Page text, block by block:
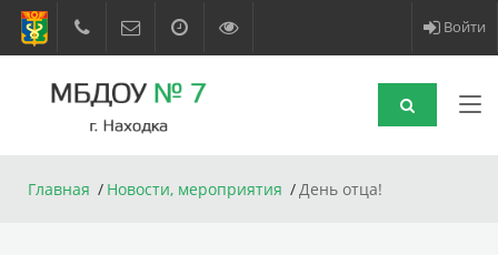
Войти
Главная Новости, мероприятия День отца!